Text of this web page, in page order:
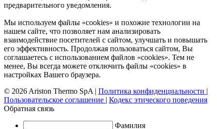
предварительного уведомления.
Мы используем файлы «cookies» и похожие технологии на
нашем сайте, что позволяет нам анализировать
взаимодействие посетителей с сайтом, улучшать и повышать
его эффективность. Продолжая пользоваться сайтом, Вы
соглашаетесь с использованием файлов «cookies». Тем не
менее, Вы всегда можете отключить файлы «cookies» в
настройках Вашего браузера.
© 2026 Ariston Thermo SpA | Политика конфиденциальности |
Пользовательское соглашение | Кодекс этического поведения
Обратная связь
Фамилия